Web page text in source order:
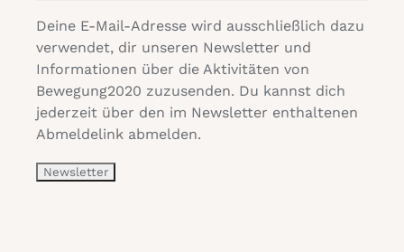
Deine E-Mail-Adresse wird ausschließlich dazu
verwendet, dir unseren Newsletter und
Informationen über die Aktivitäten von
Bewegung2020 zuzusenden. Du kannst dich
jederzeit über den im Newsletter enthaltenen
Abmeldelink abmelden.